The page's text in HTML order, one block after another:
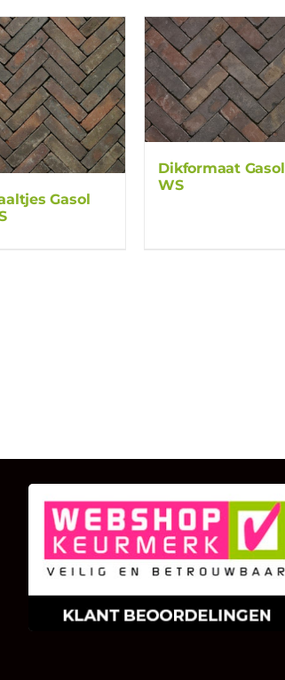
Gasol
Dikformaat Gasol
WS
KLANT BEOORDELINGEN
We zijn er zeer op gesteld om te
weten wat u als klant van ons en
onze diensten vindt.